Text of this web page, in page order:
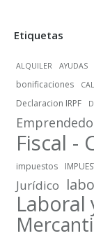
Etiquetas
ALQUILER AYUDAS
bonificaciones
Declaracion IRPF
Fiscal -
impuestos
Jurídico
Laboral